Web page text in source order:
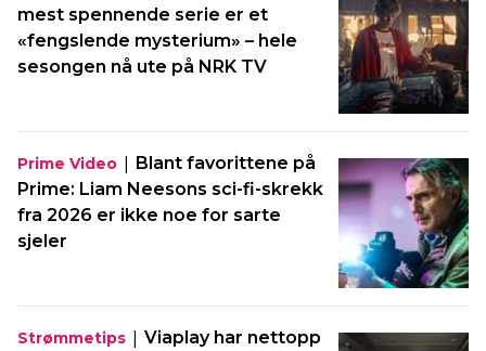
mest spennende serie er et
«fengslende mysterium» – hele
sesongen nå ute på NRK TV
Prime Video | Blant favorittene på
Prime: Liam Neesons sci-fi-skrekk
fra 2026 er ikke noe for sarte
sjeler
Strømmetips | Viaplay har nettopp